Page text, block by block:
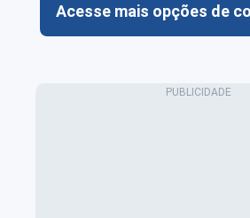
Acesse mais opções de